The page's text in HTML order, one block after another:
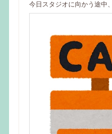
今日スタジオに向かう途中